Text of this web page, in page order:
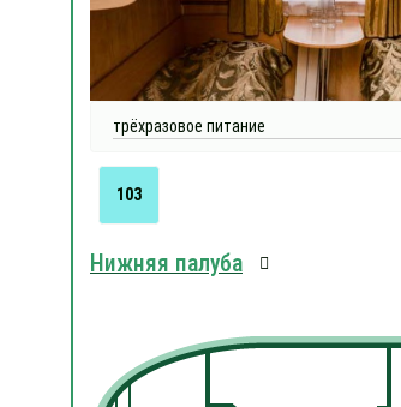
трёхразовое питание
103
Нижняя палуба